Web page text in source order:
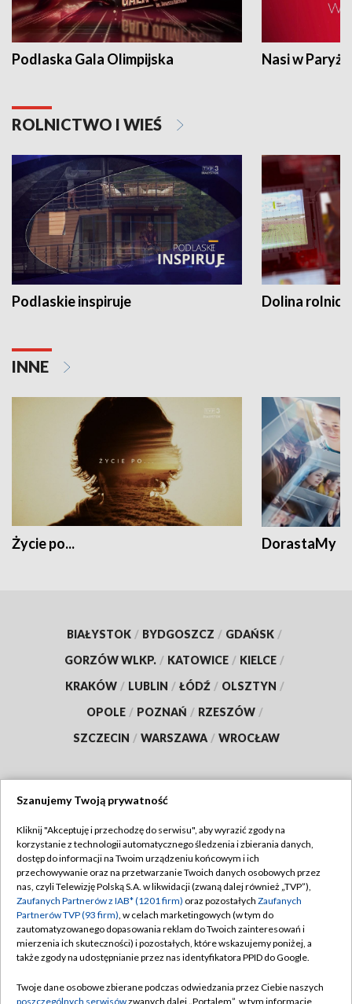
Podlaska Gala Olimpijska Nasi w Paryżu
ROLNICTWO I WIEŚ
Podlaskie inspiruje Dolina
INNE
Życie po... DorastaMy
BIAŁYSTOK / BYDGOSZCZ / GDAŃSK /
GORZÓW WLKP. / KATOWICE / KIELCE /
KRAKÓW / LUBLIN / ŁÓDŹ / OLSZTYN /
OPOLE / POZNAŃ / RZESZÓW /
SZCZECIN / WARSZAWA / WROCŁAW
TVP
Abonament TVP
Emisja w TVP
Centrum informacji TVP
Naziemna Telewizja Cyfrowa
Rada Programowa
Regulamin TVP
Polityka prywatności
Moje zgody
Pomoc
Szanujemy Twoją prywatność
Kliknij "Akceptuję i przechodzę do serwisu", aby wyrazić zgody na
korzystanie z technologii automatycznego śledzenia i zbierania danych,
dostęp do informacji na Twoim urządzeniu końcowym i ich
przechowywanie oraz na przetwarzanie Twoich danych osobowych przez
nas, czyli Telewizję Polską S.A. w likwidacji (zwaną dalej również „TVP”),
Zaufanych Partnerów z IAB* (1201 firm) oraz pozostałych Zaufanych
Partnerów TVP (93 firm), w celach marketingowych (w tym do
zautomatyzowanego dopasowania reklam do Twoich zainteresowań i
mierzenia ich skuteczności) i pozostałych, które wskazujemy poniżej, a
także zgody na udostępnianie przez nas identyfikatora PPID do Google.
Twoje dane osobowe zbierane podczas odwiedzania przez Ciebie naszych
poszczególnych serwisówzwanych dalej „Portalem”, w tym informacje